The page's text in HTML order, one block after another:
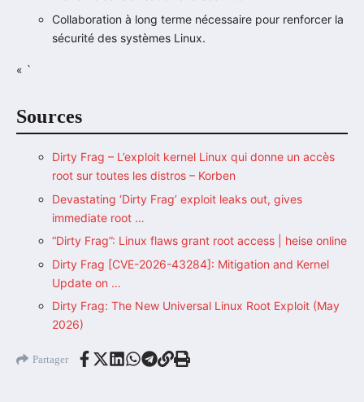
Collaboration à long terme nécessaire pour renforcer la
sécurité des systèmes Linux.
« `
Sources
Dirty Frag – L’exploit kernel Linux qui donne un accès
root sur toutes les distros – Korben
Devastating ‘Dirty Frag’ exploit leaks out, gives
immediate root …
“Dirty Frag”: Linux flaws grant root access | heise online
Dirty Frag [CVE-2026-43284]: Mitigation and Kernel
Update on …
Dirty Frag: The New Universal Linux Root Exploit (May
2026)
Partager